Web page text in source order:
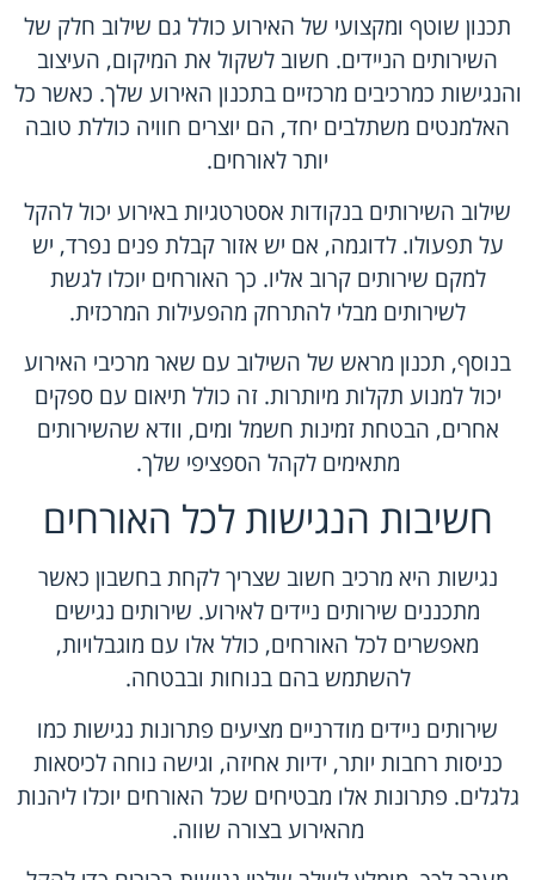
תכנון שוטף ומקצועי של האירוע כולל גם שילוב חלק של
השירותים הניידים. חשוב לשקול את המיקום, העיצוב
והנגישות כמרכיבים מרכזיים בתכנון האירוע שלך. כאשר כל
האלמנטים משתלבים יחד, הם יוצרים חוויה כוללת טובה
יותר לאורחים.
שילוב השירותים בנקודות אסטרטגיות באירוע יכול להקל
על תפעולו. לדוגמה, אם יש אזור קבלת פנים נפרד, יש
למקם שירותים קרוב אליו. כך האורחים יוכלו לגשת
לשירותים מבלי להתרחק מהפעילות המרכזית.
בנוסף, תכנון מראש של השילוב עם שאר מרכיבי האירוע
יכול למנוע תקלות מיותרות. זה כולל תיאום עם ספקים
אחרים, הבטחת זמינות חשמל ומים, וודא שהשירותים
מתאימים לקהל הספציפי שלך.
חשיבות הנגישות לכל האורחים
נגישות היא מרכיב חשוב שצריך לקחת בחשבון כאשר
מתכננים שירותים ניידים לאירוע. שירותים נגישים
מאפשרים לכל האורחים, כולל אלו עם מוגבלויות,
להשתמש בהם בנוחות ובבטחה.
שירותים ניידים מודרניים מציעים פתרונות נגישות כמו
כניסות רחבות יותר, ידיות אחיזה, וגישה נוחה לכיסאות
גלגלים. פתרונות אלו מבטיחים שכל האורחים יוכלו ליהנות
מהאירוע בצורה שווה.